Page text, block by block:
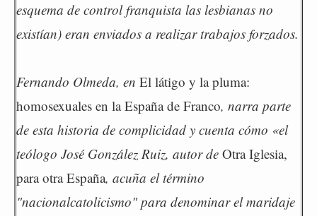
esquema de control franquista las lesbianas no
existían) eran enviados a realizar trabajos forzados.
Fernando Olmeda, en El látigo y la pluma:
homosexuales en la España de Franco, narra parte
de esta historia de complicidad y cuenta cómo «el
teólogo José González Ruiz, autor de Otra Iglesia,
para otra España, acuña el término
"nacionalcatolicismo" para denominar el maridaje